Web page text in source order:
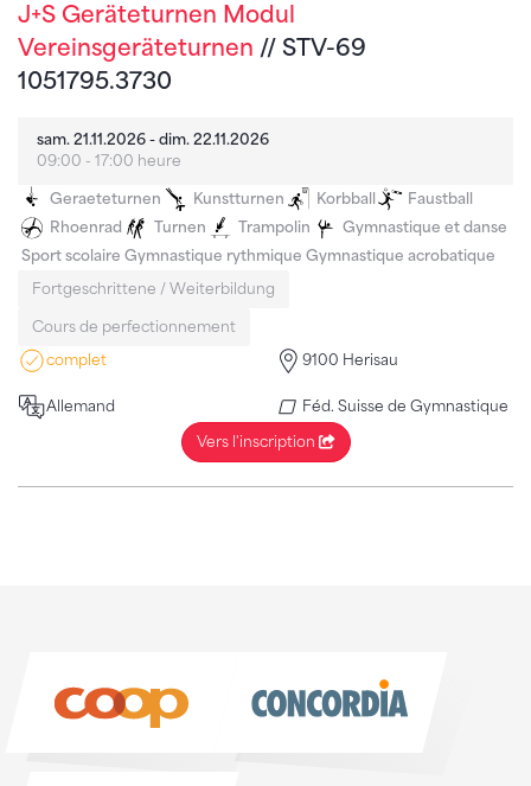
J+S Geräteturnen Modul
Vereinsgeräteturnen // STV-69
1051795.3730
sam. 21.11.2026 - dim. 22.11.2026
09:00 - 17:00 heure
Geraeteturnen Kunstturnen Korbball
Faustball
Rhoenrad
Turnen Trampolin
Gymnastique et danse
Sport scolaire Gymnastique rythmique Gymnastique acrobatique
Fortgeschrittene / Weiterbildung
Cours de perfectionnement
complet
9100 Herisau
Allemand
Féd. Suisse de Gymnastique
Vers l'inscription